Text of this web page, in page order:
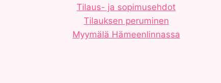
Tilaus- ja sopimusehdot
Tilauksen peruminen
Myymälä Hämeenlinnassa